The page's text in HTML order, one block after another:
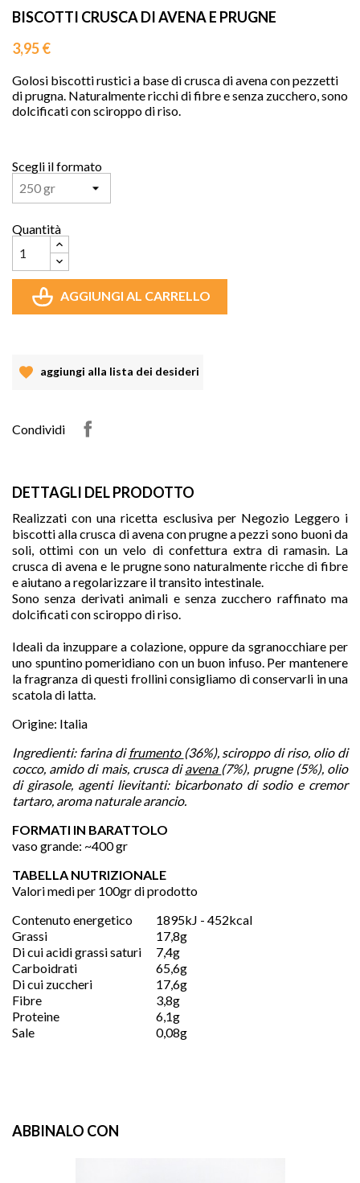
BISCOTTI CRUSCA DI AVENA E PRUGNE
3,95 €
Golosi biscotti rustici a base di crusca di avena con pezzetti
di prugna. Naturalmente ricchi di fibre e senza zucchero, sono
dolcificati con sciroppo di riso.
Scegli il formato
Quantità

AGGIUNGI AL CARRELLO
favorite
aggiungi alla lista dei desideri
Condividi
DETTAGLI DEL PRODOTTO
Realizzati con una ricetta esclusiva per Negozio Leggero i
biscotti alla crusca di avena con prugne a pezzi sono buoni da
soli, ottimi con un velo di confettura extra di ramasin. La
crusca di avena e le prugne sono naturalmente ricche di fibre
e aiutano a regolarizzare il transito intestinale.
Sono senza derivati animali e senza zucchero raffinato ma
dolcificati con sciroppo di riso.
Ideali da inzuppare a colazione, oppure da sgranocchiare per
uno spuntino pomeridiano con un buon infuso. Per mantenere
la fragranza di questi frollini consigliamo di conservarli in una
scatola di latta.
Origine: Italia
Ingredienti: farina di frumento (36%), sciroppo di riso, olio di
cocco, amido di mais, crusca diavena (7%), prugne (5%), olio
di girasole, agenti lievitanti: bicarbonato di sodio e cremor
tartaro, aroma naturale arancio.
FORMATI IN BARATTOLO
vaso grande: ~400 gr
TABELLA NUTRIZIONALE
Valori medi per 100gr di prodotto
Contenuto energetico
1895kJ - 452kcal
Grassi
17,8g
Di cui acidi grassi saturi
7,4g
Carboidrati
65,6g
Di cui zuccheri
17,6g
Fibre
3,8g
Proteine
6,1g
Sale
0,08g
ABBINALO CON